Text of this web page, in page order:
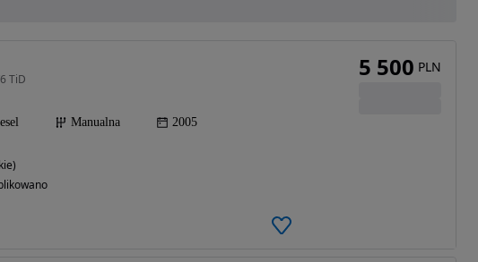
TiD
Manualna 2005
5 500 PLN